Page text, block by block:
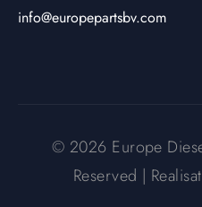
info@europepartsbv.com
© 2026 Europe
Reserved |